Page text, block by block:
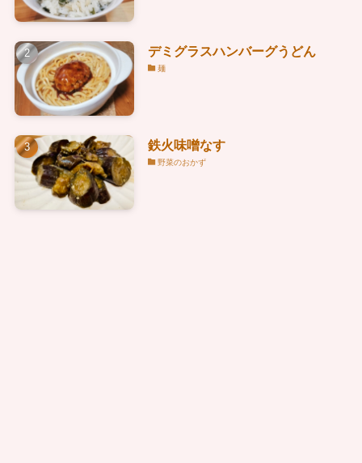
デミグラスハンバーグうどん
麺
鉄火味噌なす
野菜のおかず